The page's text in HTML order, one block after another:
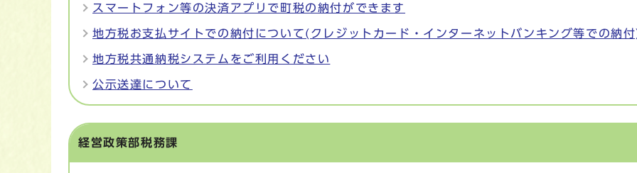
スマートフォン等の決済アプリで町税の納付ができます
地方税お支払サイトでの納付について(クレジットカード・インターネットバンキング等での納
地方税共通納税システムをご利用ください
公示送達について
経営政策部税務課